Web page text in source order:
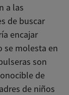
a las
de buscar
encajar
se molesta en
son
de
de niños